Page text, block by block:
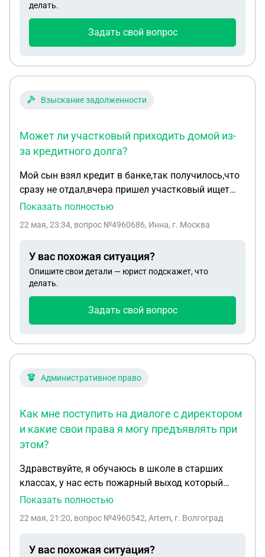
делать.
Задать свой вопрос
Взыскание задолженности
Может ли участковый приходить домой из-
за кредитного долга?
Мой сын взял кредит в банке,так получилось,что
сразу не отдал,вчера пришел участковый ищет
его насчёт долга, может ли участковый иметь к
не большой всего 15000т.р
Показать полностью
22 мая, 23:34, вопрос №4960686, Инна, г. Москва
У вас похожая ситуация?
Опишите свои детали — юрист подскажет, что
делать.
Задать свой вопрос
Административное право
Как мне поступить на диалоге с директором
и какие свои права я могу предъявлять при
этом?
Здравствуйте, я обучаюсь в школе в старших
классах, у нас есть пожарный выход который
выглядит как обычная дверь в подъезд и
сократить путь и нажал на эту кнопку по
теперь нашей компании угрожают штрафами за
Показать полностью
22 мая, 21:20, вопрос №4960542, Artem, г. Волгоград
У вас похожая ситуация?